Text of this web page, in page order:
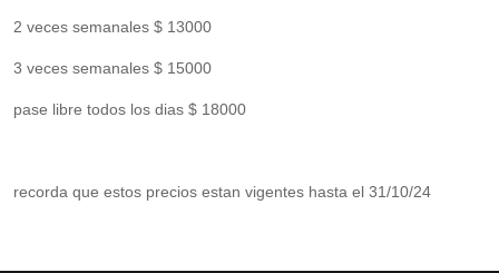
2 veces semanales $ 13000
3 veces semanales $ 15000
pase libre todos los dias $ 18000
recorda que estos precios estan vigentes hasta el 31/10/24